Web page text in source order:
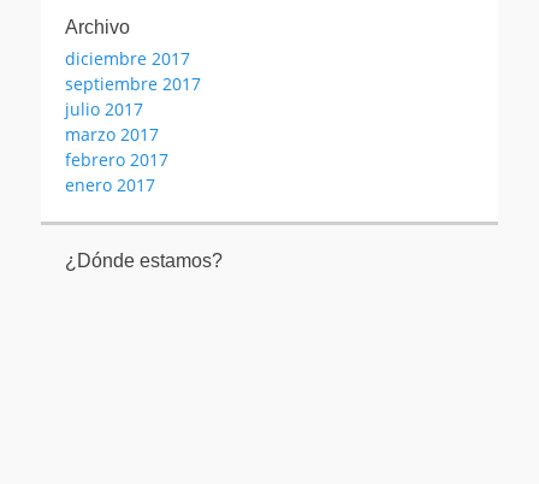
Archivo
diciembre 2017
septiembre 2017
julio 2017
marzo 2017
febrero 2017
enero 2017
¿Dónde estamos?